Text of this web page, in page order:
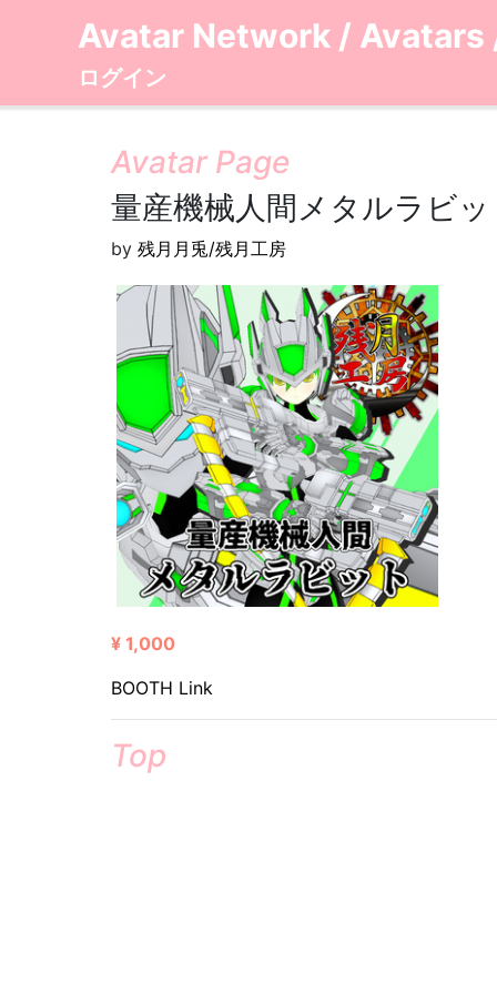
Avatar Network / Avatars
ログイン
Avatar Page
量産機械人間メタルラビ
by 残月月兎/残月工房
¥ 1,000
BOOTH Link
Top